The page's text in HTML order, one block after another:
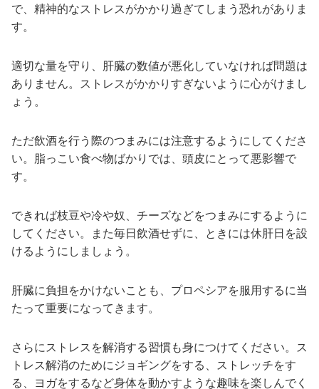
で、精神的なストレスがかかり過ぎてしまう恐れがありま
す。
適切な量を守り、肝臓の数値が悪化していなければ問題は
ありません。ストレスがかかりすぎないように心がけまし
ょう。
ただ飲酒を行う際のつまみには注意するようにしてくださ
い。脂っこい食べ物ばかりでは、頭皮にとって悪影響で
す。
できれば枝豆や冷や奴、チーズなどをつまみにするように
してください。また毎日飲酒せずに、ときには休肝日を設
けるようにしましょう。
肝臓に負担をかけないことも、プロペシアを服用するに当
たって重要になってきます。
さらにストレスを解消する習慣も身につけてください。ス
トレス解消のためにジョギングをする、ストレッチをす
る、ヨガをするなど身体を動かすような趣味を楽しんでく